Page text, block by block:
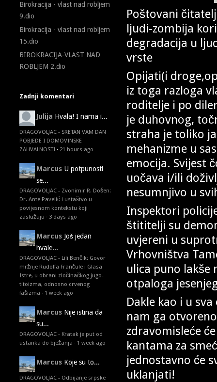
Birokracija - vlast nad robljem
9.dio
Birokracija - vlast nad robljem
15.dio
BIROKRACIJA-VLAST NAD
ROBLJEM 2.dio
Zadnji komentari
Julija Hvala! I nama i...
DRAGOVOLJAC - SRETAN VAM DAN
POBJEDE I DOMOVINSKE
ZAHVALNOSTI · 21 hours ago
Marcus U potpunosti
se...
DRAGOVOLJAC - Zvonimir R. Došen:
Dr. Ante Pavelić i ustaštvo u
povijesnom kontekstu koji
zaslužuju · 3 days ago
Marcus Još jedan
hvale...
DRAGOVOLJAC - Lili Benčik: Govor
mržnje Rudolfa Frančule i Glasa
Istre, u obrani zločinačkog jugo-
titoizma, odnosno crvenog
fašizma · 1 week ago
Marcus Nije istina da
su...
DRAGOVOLJAC - Kratak je put od
ustanka do bježanja · 1 week ago
Marcus Koje su to...
DRAGOVOLJAC - Odbijanje srpske
Poštovani
ljudi-zombija
degradacija u
vrste
Opijati(i
iz toga razloga
roditelje i po
je duhovnog,
straha je toliko
mehanizme u
emocija. Svijest
uočava i/ili
nesumnjivo u
Inspektori
štititelji su
uvjereni u
Vrhovništva
ulica puno lakše
otpaloga
Dakle kao i u
nam ga
zdravomisleće
kantama za
jednostavno će
uklanjati!